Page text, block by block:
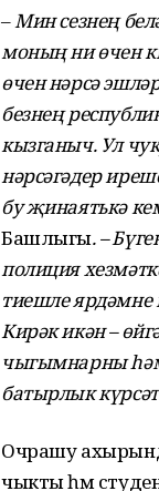
–Мин сезнең
моның ни өчен
өчен нәрсә
безнең
кызганыч. Ул
нәрсәгәдер
бу җинаятькә
Башлыгы. –
полиция
тиешле ярдәмне
Кирәк икән –
чыгымнарны һәм
батырлык
Очрашу
чыкты һәм